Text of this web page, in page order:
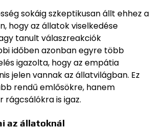
sokáig szkeptikusan állt ehhez a
hogy az állatok viselkedése
tanult válaszreakciók
időben azonban egyre több
igazolta, hogy az empátia
jelen vannak az állatvilágban. Ez
rendű emlősökre, hanem
rágcsálókra is igaz.
az állatoknál